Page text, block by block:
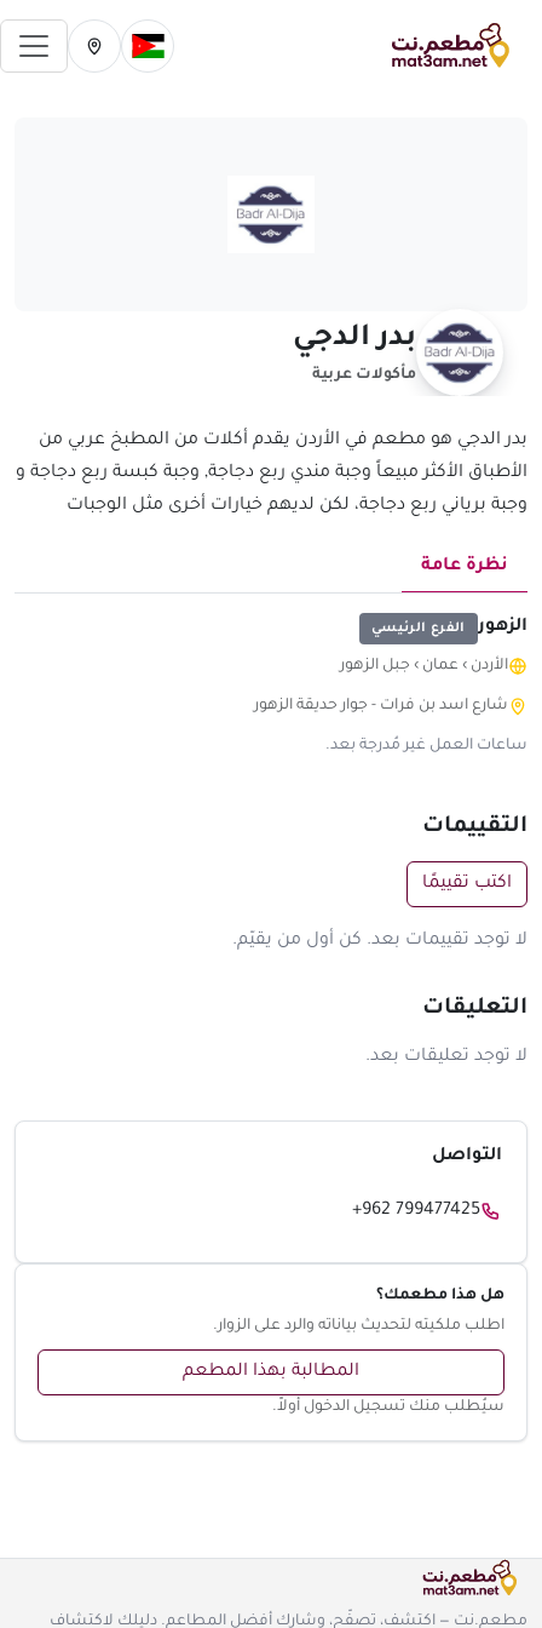
تغيير الدولة الحالية
تغيير المدينة
بدر الدجي
مأكولات عربية
بدر الدجي هو مطعم في الأردن يقدم أكلات من المطبخ عربي من
الأطباق الأكثر مبيعاً وجبة مندي ربع دجاجة, وجبة كبسة ربع دجاجة و
وجبة برياني ربع دجاجة، لكن لديهم خيارات أخرى مثل الوجبات
نظرة عامة
الزهور الفرع الرئيسي
الأردن › عمان › جبل الزهور
شارع اسد بن فرات - جوار حديقة الزهور
ساعات العمل غير مُدرجة بعد.
التقييمات
اكتب تقييمًا
لا توجد تقييمات بعد. كن أول من يقيّم.
التعليقات
لا توجد تعليقات بعد.
التواصل
+962 799477425
هل هذا مطعمك؟
اطلب ملكيته لتحديث بياناته والرد على الزوار.
المطالبة بهذا المطعم
سيُطلب منك تسجيل الدخول أولاً.
مطعم.نت — اكتشف، تصفّح، وشارك أفضل المطاعم. دليلك لاكتشاف